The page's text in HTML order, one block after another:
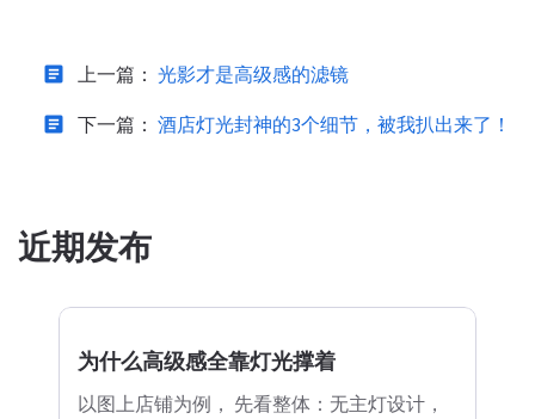
article 上一篇： 光影才是高级感的滤镜
article 下一篇： 酒店灯光封神的3个细节，被我扒出来了！
近期发布
为什么高级感全靠灯光撑着
以图上店铺为例， 先看整体：无主灯设计，